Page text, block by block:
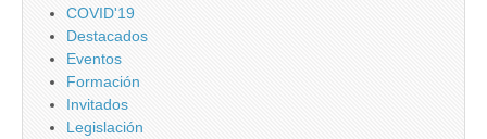
COVID'19
Destacados
Eventos
Formación
Invitados
Legislación